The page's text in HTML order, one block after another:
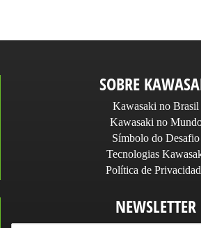
SOBRE
Kawasaki no Brasil
Kawasaki no
Símbolo do Desafio
Tecnologias
Política de
NEWSLETTER